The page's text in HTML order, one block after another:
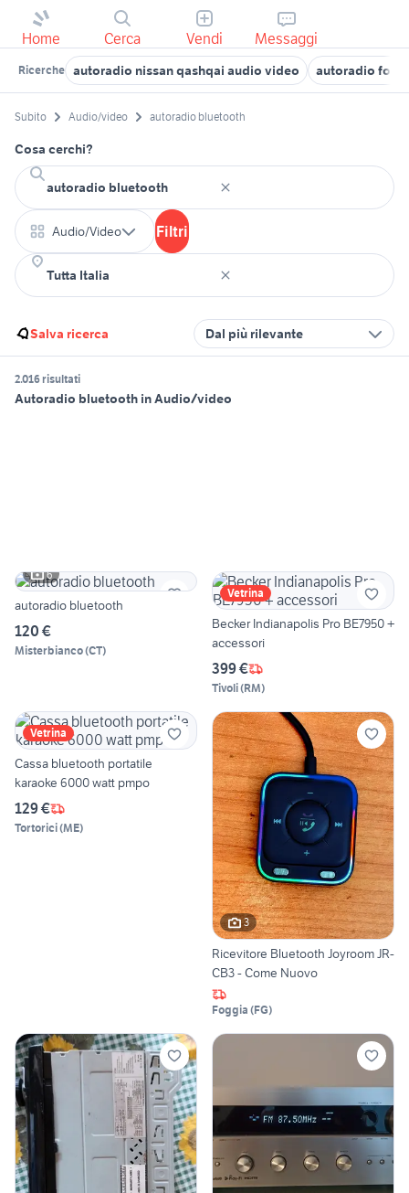
Home Cerca Vendi Messaggi
Ricerche autoradio nissan qashqai audio video autoradio ford
Subito Audio/video autoradio bluetooth
Cosa cerchi?
Audio/Video Filtri
Salva ricerca Dal più rilevante
2.016 risultati
Autoradio bluetooth in Audio/video
6
autoradio bluetooth
120 €
Misterbianco(CT)
Vetrina
Becker Indianapolis Pro BE7950 +
accessori
399 €
Tivoli(RM)
Vetrina
Cassa bluetooth portatile
karaoke 6000 watt pmpo
129 €
Tortorici(ME)
3
Ricevitore Bluetooth Joyroom JR-
CB3 - Come Nuovo
Foggia (FG)